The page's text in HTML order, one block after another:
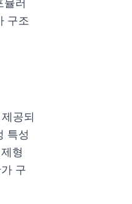
뮬러
구조
공되
특성
형
구